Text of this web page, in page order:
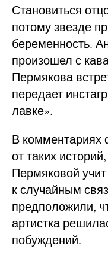
Становиться
потому звезде
беременность.
произошел с
Пермякова
передает
лавке».
В
от таких
Пермяковой
к случайным
предположили,
артистка
побуждений.